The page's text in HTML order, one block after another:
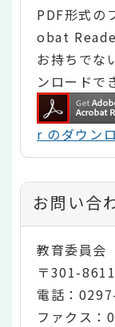
PDF形式の
obat
お持ちでな
ンロードで
r のダウン
お問い合
教育委員
〒301-
電話：
ファクス